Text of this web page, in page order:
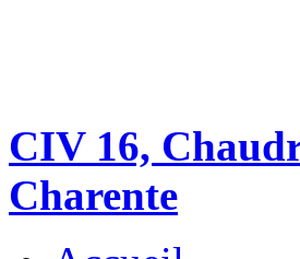
CIV 16,
Charente